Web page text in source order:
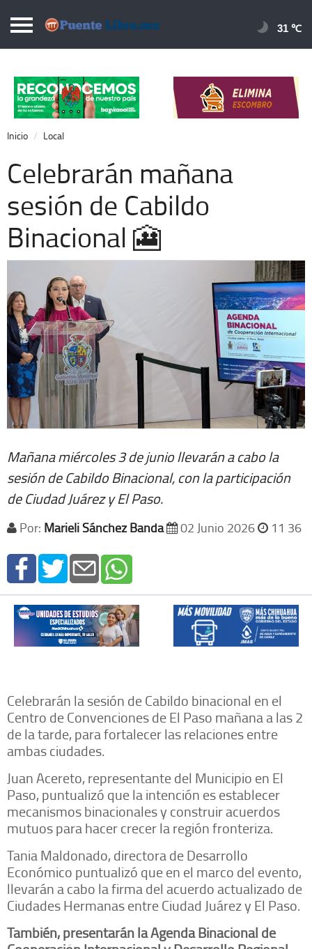
Puentelibre.mx
Local
Nacional
Opinión
Cronos
Economía
Espectáculos
31 ℃
Inicio Local
Celebrarán mañana
sesión de Cabildo
Binacional 🎦
Mañana miércoles 3 de junio llevarán a cabo la
sesión de Cabildo Binacional, con la participación
de Ciudad Juárez y El Paso.
Por: Marieli Sánchez Banda 02 Junio 2026 11 36
Celebrarán la sesión de Cabildo binacional en el
Centro de Convenciones de El Paso mañana a las 2
de la tarde, para fortalecer las relaciones entre
ambas ciudades.
Juan Acereto, representante del Municipio en El
Paso, puntualizó que la intención es establecer
mecanismos binacionales y construir acuerdos
mutuos para hacer crecer la región fronteriza.
Tania Maldonado, directora de Desarrollo
Económico puntualizó que en el marco del evento,
llevarán a cabo la firma del acuerdo actualizado de
Ciudades Hermanas entre Ciudad Juárez y El Paso.
También, presentarán la Agenda Binacional de